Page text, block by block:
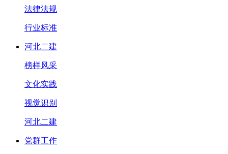
法律法规
行业标准
河北二建
榜样风采
文化实践
视觉识别
河北二建
党群工作